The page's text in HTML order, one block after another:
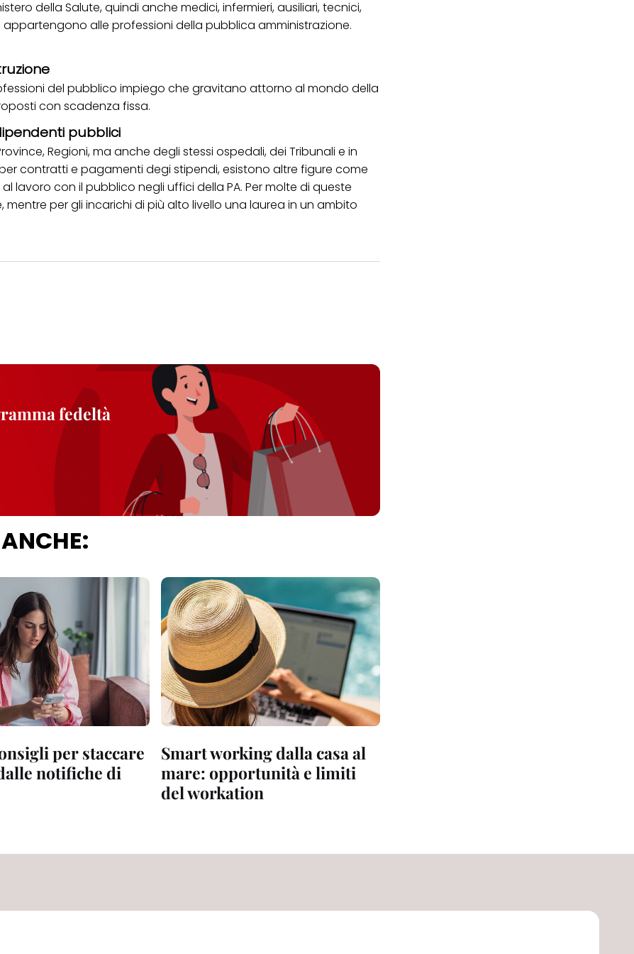
della Salute, quindi anche medici, infermieri, ausiliari, tecnici,
alle professioni della pubblica amministrazione.
del pubblico impiego che gravitano attorno al mondo della
con scadenza fissa.
pubblici
Regioni, ma anche degli stessi ospedali, dei Tribunali e in
contratti e pagamenti degi stipendi, esistono altre figure come
lavoro con il pubblico negli uffici della PA. Per molte di queste
per gli incarichi di più alto livello una laurea in un ambito
fedeltà
per staccare
notifiche di
Smart working dalla casa al
mare: opportunità e limiti
del workation